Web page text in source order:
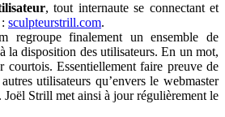
, tout internaute se connectant et
sculpteurstrill.com.
regroupe finalement un ensemble de
la disposition des utilisateurs. En un mot,
courtois. Essentiellement faire preuve de
utilisateurs qu’envers le webmaster
Strill met ainsi à jour régulièrement le